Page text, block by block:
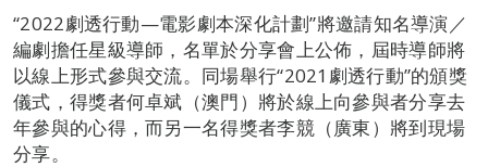
“2022劇透行動—電影劇本深化計劃”將邀請知名導演／
編劇擔任星級導師，名單於分享會上公佈，屆時導師將
以線上形式參與交流。同場舉行“2021劇透行動”的頒獎
儀式，得獎者何卓斌（澳門）將於線上向參與者分享去
年參與的心得，而另一名得獎者李競（廣東）將到現場
分享。